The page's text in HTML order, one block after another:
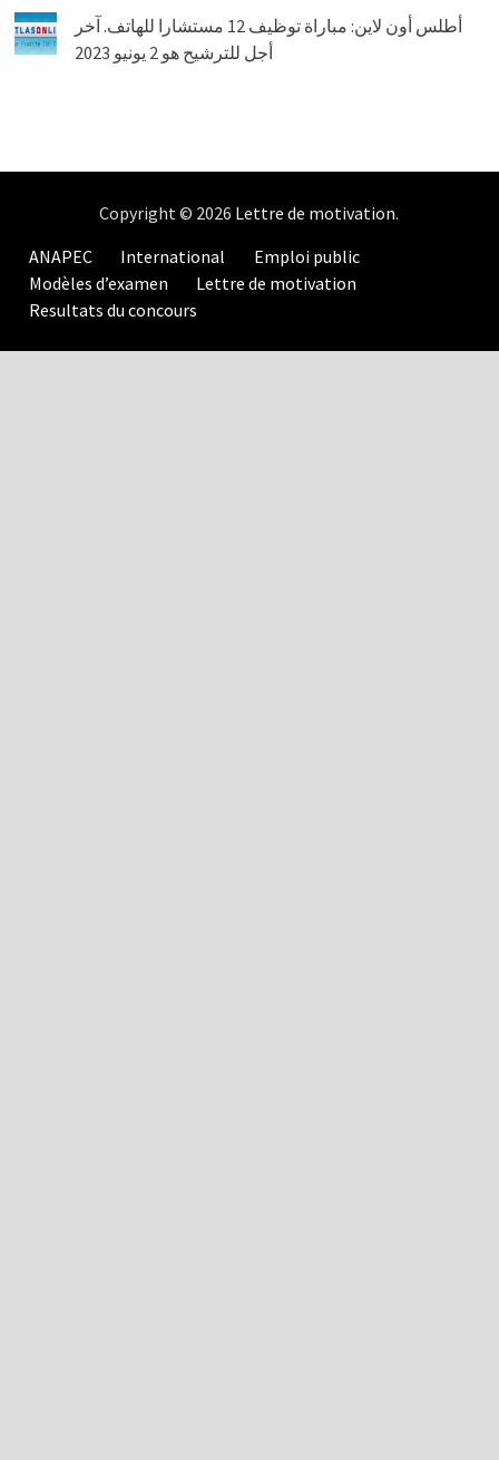
أطلس أون لاين: مباراة توظيف 12 مستشارا للهاتف. آخر
أجل للترشيح هو 2 يونيو 2023
Copyright © 2026 Lettre de motivation.
ANAPEC
International
Emploi public
Modèles d’examen
Lettre de motivation
Resultats du concours